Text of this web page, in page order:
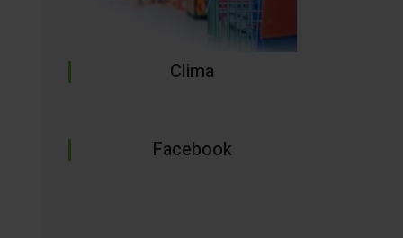
Clima
Facebook